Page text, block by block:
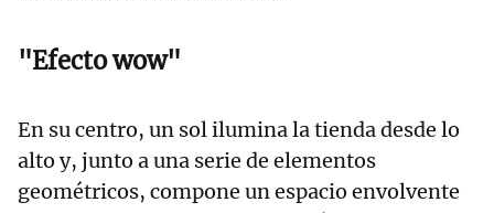
"Efecto wow"
En su centro, un sol ilumina la tienda desde lo
alto y, junto a una serie de elementos
geométricos, compone un espacio envolvente